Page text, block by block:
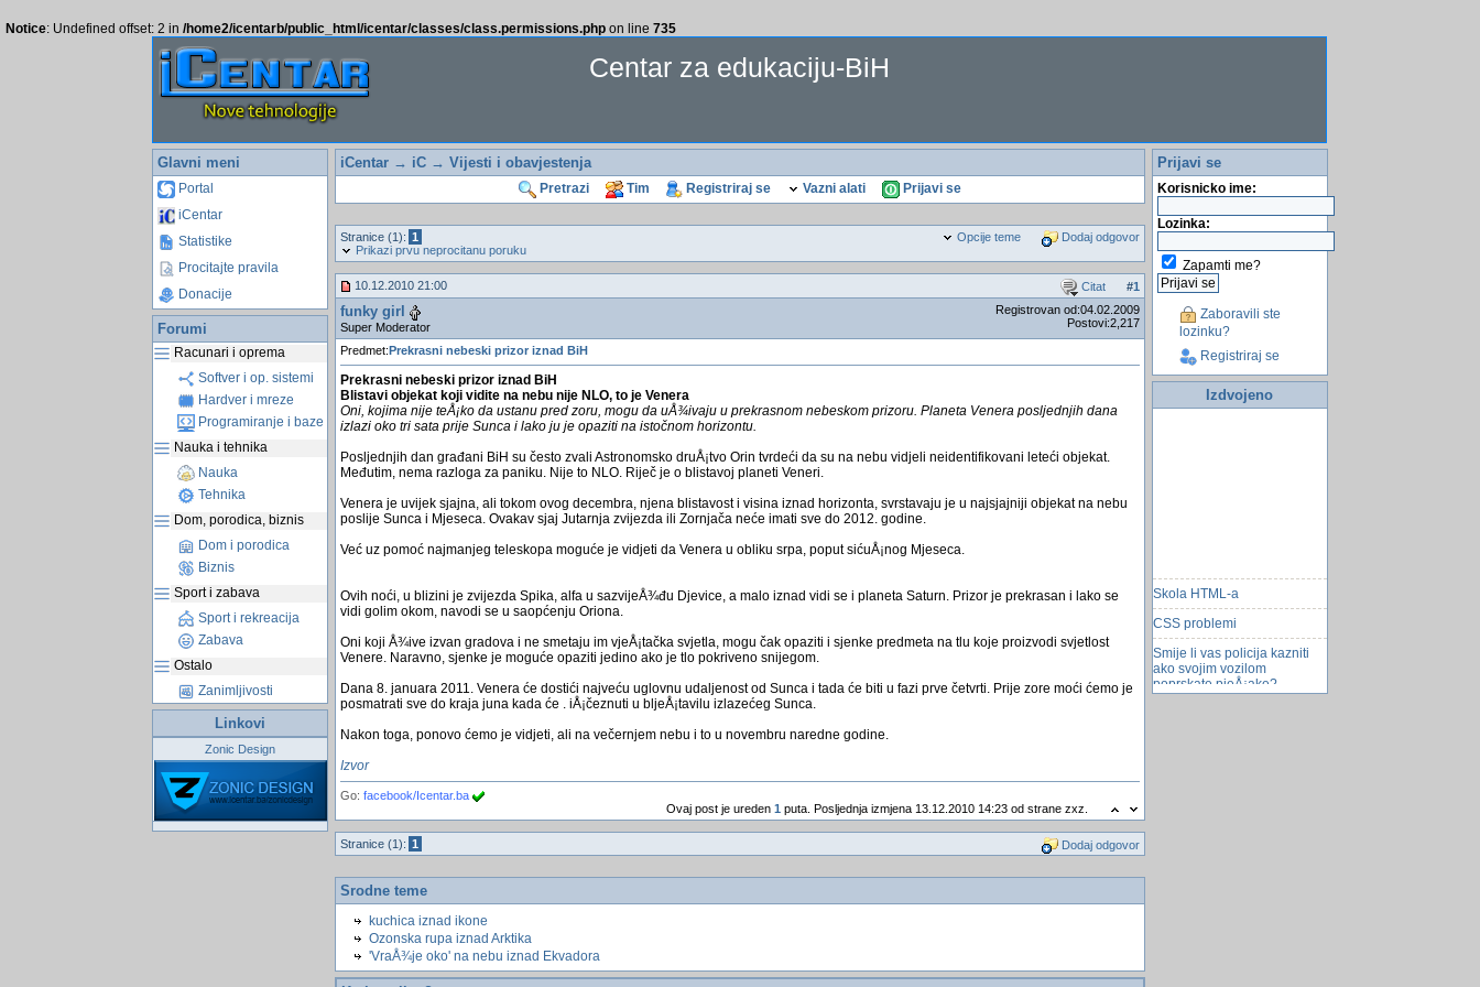
Notice: Undefined offset: 2 in /home2/icentarb/public_html/icentar/classes/class.permissions.php on line 735
Centar za edukaciju-BiH
Glavni meni
Portal
iCentar
Statistike
Procitajte pravila
Donacije
Forumi
Racunari i oprema
Softver i op. sistemi
Hardver i mreze
Programiranje i baze
Nauka i tehnika
Nauka
Tehnika
Dom, porodica, biznis
Dom i porodica
Biznis
Sport i zabava
Sport i rekreacija
Zabava
Ostalo
Zanimljivosti
Linkovi
Zonic Design
iCentar→ iC→ Vijesti i obavjestenja
Pretrazi Tim Registriraj se Vazni alati Prijavi se
Opcije teme Dodaj odgovor
Stranice (1): 1
Prikazi prvu neprocitanu poruku
Citat #1
10.12.2010 21:00
funky girl
Super Moderator
Registrovan od:04.02.2009
Postovi:2,217
Predmet:Prekrasni nebeski prizor iznad BiH
Prekrasni nebeski prizor iznad BiH
Blistavi objekat koji vidite na nebu nije NLO, to je Venera
Oni, kojima nije teÅ¡ko da ustanu pred zoru, mogu da uÅ¾ivaju u prekrasnom nebeskom prizoru. Planeta Venera posljednjih dana
izlazi oko tri sata prije Sunca i lako ju je opaziti na istočnom horizontu.
Posljednjih dan građani BiH su često zvali Astronomsko druÅ¡tvo Orin tvrdeći da su na nebu vidjeli neidentifikovani leteći objekat.
Međutim, nema razloga za paniku. Nije to NLO. Riječ je o blistavoj planeti Veneri.
Venera je uvijek sjajna, ali tokom ovog decembra, njena blistavost i visina iznad horizonta, svrstavaju je u najsjajniji objekat na nebu
poslije Sunca i Mjeseca. Ovakav sjaj Jutarnja zvijezda ili Zornjača neće imati sve do 2012. godine.
Već uz pomoć najmanjeg teleskopa moguće je vidjeti da Venera u obliku srpa, poput sićuÅ¡nog Mjeseca.
Ovih noći, u blizini je zvijezda Spika, alfa u sazvijeÅ¾đu Djevice, a malo iznad vidi se i planeta Saturn. Prizor je prekrasan i lako se
vidi golim okom, navodi se u saopćenju Oriona.
Oni koji Å¾ive izvan gradova i ne smetaju im vjeÅ¡tačka svjetla, mogu čak opaziti i sjenke predmeta na tlu koje proizvodi svjetlost
Venere. Naravno, sjenke je moguće opaziti jedino ako je tlo pokriveno snijegom.
Dana 8. januara 2011. Venera će dostići najveću uglovnu udaljenost od Sunca i tada će biti u fazi prve četvrti. Prije zore moći ćemo je
posmatrati sve do kraja juna kada će . iÅ¡čeznuti u bljeÅ¡tavilu izlazećeg Sunca.
Nakon toga, ponovo ćemo je vidjeti, ali na večernjem nebu i to u novembru naredne godine.
Izvor
Go: facebook/Icentar.ba
Ovaj post je ureden1 puta. Posljednja izmjena 13.12.2010 14:23 od strane zxz.
Dodaj odgovor
Stranice (1): 1
Srodne teme
kuchica iznad ikone
Ozonska rupa iznad Arktika
'VraÅ¾je oko' na nebu iznad Ekvadora
Prijavi se
Korisnicko ime:
Lozinka:
Zapamti me?
Zaboravili ste
lozinku?
Registriraj se
Izdvojeno
Skola HTML-a
CSS problemi
Smije li vas policija kazniti
ako svojim vozilom
poprskate pjeÅ¡ake?